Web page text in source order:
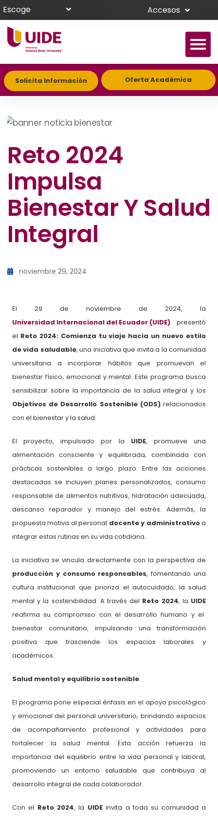
Escoge Accesos
Solicita Información Oferta Académica
Reto 2024
Impulsa
Bienestar Y Salud
Integral
noviembre 29, 2024
El 29 de noviembre de 2024, la
Universidad Internacional del Ecuador (UIDE) presentó
el Reto 2024: Comienza tu viaje hacia un nuevo estilo
de vida saludable, una iniciativa que invita a la comunidad
universitaria a incorporar hábitos que promuevan el
bienestar físico, emocional y mental. Este programa busca
sensibilizar sobre la importancia de la salud integral y los
Objetivos de Desarrollo Sostenible (ODS)relacionados
con el bienestar y la salud.
El proyecto, impulsado por la UIDE, promueve una
alimentación consciente y equilibrada, combinada con
prácticas sostenibles a largo plazo. Entre las acciones
destacadas se incluyen planes personalizados, consumo
responsable de alimentos nutritivos, hidratación adecuada,
descanso reparador y manejo del estrés. Además, la
propuesta motiva al personal docente y administrativoa
integrar estas rutinas en su vida cotidiana.
La iniciativa se vincula directamente con la perspectiva de
producción y consumo responsables, fomentando una
cultura institucional que prioriza el autocuidado, la salud
mental y la sostenibilidad. A través del Reto 2024, la UIDE
reafirma su compromiso con el desarrollo humano y el
bienestar comunitario, impulsando una transformación
positiva que trasciende los espacios laborales y
académicos.
Salud mental y equilibrio sostenible
El programa pone especial énfasis en el apoyo psicológico
y emocional del personal universitario, brindando espacios
de acompañamiento profesional y actividades para
fortalecer la salud mental. Esta acción refuerza la
importancia del equilibrio entre la vida personal y laboral,
promoviendo un entorno saludable que contribuya al
desarrollo integral de cada colaborador.
Con el Reto 2024, la UIDEinvita a toda su comunidad a